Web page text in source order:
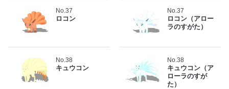
No.37
ロコン
No.37
ロコン（アロー
ラのすがた）
No.38
キュウコン
No.38
キュウコン（ア
ローラのすが
た）